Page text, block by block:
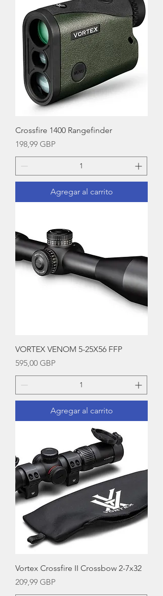
Crossfire 1400 Rangefinder
Precio
198,99 GBP
Agregar al carrito
VORTEX VENOM 5-25X56 FFP
Precio
595,00 GBP
Agregar al carrito
Vortex Crossfire II Crossbow 2-7x32
Precio
209,99 GBP